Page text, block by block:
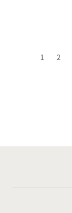
1 2